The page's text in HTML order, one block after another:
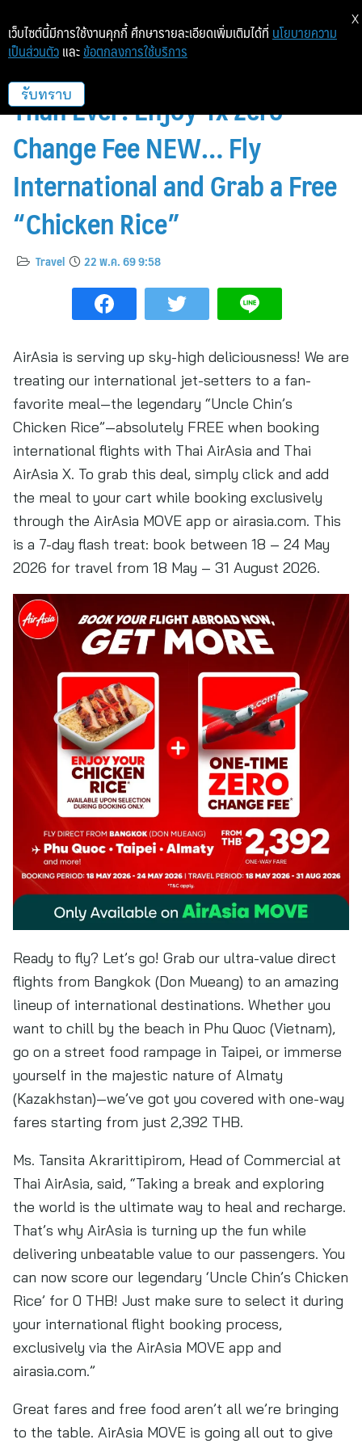
Fly AirAsia, Get Better Value
Than Ever! Enjoy 1x Zero
Change Fee NEW… Fly
International and Grab a Free
“Chicken Rice”
Travel 22 พ.ค. 69 9:58
AirAsia is serving up sky-high deliciousness! We are
treating our international jet-setters to a fan-
favorite meal—the legendary “Uncle Chin’s
Chicken Rice”—absolutely FREE when booking
international flights with Thai AirAsia and Thai
AirAsia X. To grab this deal, simply click and add
the meal to your cart while booking exclusively
through the AirAsia MOVE app or airasia.com. This
is a 7-day flash treat: book between 18 – 24 May
2026 for travel from 18 May – 31 August 2026.
Ready to fly? Let’s go! Grab our ultra-value direct
flights from Bangkok (Don Mueang) to an amazing
lineup of international destinations. Whether you
want to chill by the beach in Phu Quoc (Vietnam),
go on a street food rampage in Taipei, or immerse
yourself in the majestic nature of Almaty
(Kazakhstan)—we’ve got you covered with one-way
fares starting from just 2,392 THB.
Ms. Tansita Akrarittipirom, Head of Commercial at
Thai AirAsia, said, “Taking a break and exploring
the world is the ultimate way to heal and recharge.
That’s why AirAsia is turning up the fun while
delivering unbeatable value to our passengers. You
can now score our legendary ‘Uncle Chin’s Chicken
Rice’ for 0 THB! Just make sure to select it during
your international flight booking process,
exclusively via the AirAsia MOVE app and
airasia.com.”
Great fares and free food aren’t all we’re bringing
to the table. AirAsia MOVE is going all out to give
เว็บไซต์นี้มีการใช้งานคุกกี้ ศึกษารายละเอียดเพิ่มเติมได้ที่ นโยบายความ
เป็นส่วนตัว และ ข้อตกลงการใช้บริการ
รับทราบ
X